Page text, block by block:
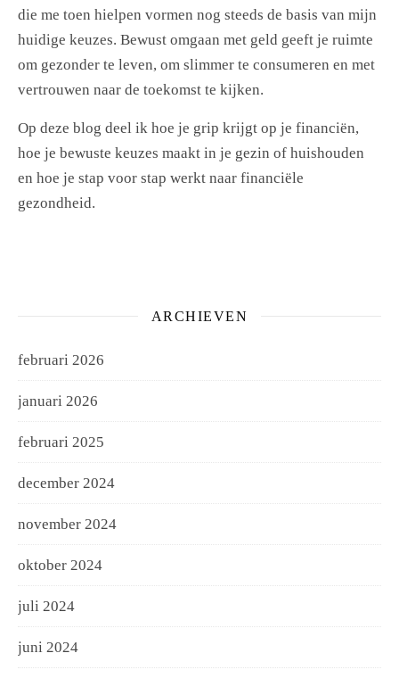
die me toen hielpen vormen nog steeds de basis van mijn
huidige keuzes. Bewust omgaan met geld geeft je ruimte
om gezonder te leven, om slimmer te consumeren en met
vertrouwen naar de toekomst te kijken.
Op deze blog deel ik hoe je grip krijgt op je financiën,
hoe je bewuste keuzes maakt in je gezin of huishouden
en hoe je stap voor stap werkt naar financiële
gezondheid.
ARCHIEVEN
februari 2026
januari 2026
februari 2025
december 2024
november 2024
oktober 2024
juli 2024
juni 2024